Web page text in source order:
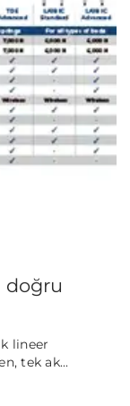
doğru
lineer
tek ak...